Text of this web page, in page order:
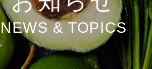
NEWS & TOPICS